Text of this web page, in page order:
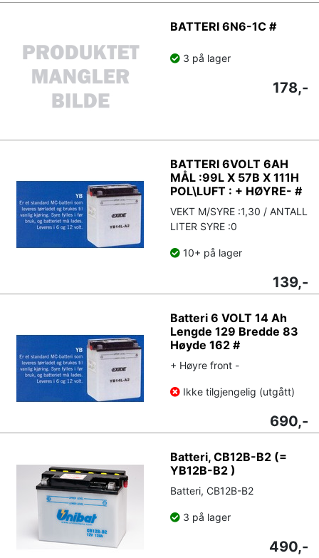
BATTERI 6N6-1C #
3 på lager
178,-
BATTERI 6VOLT 6AH
MÅL :99L X 57B X 111H
POL\LUFT : + HØYRE- #
VEKT M/SYRE :1,30 / ANTALL
LITER SYRE :0
10+ på lager
139,-
Batteri 6 VOLT 14 Ah
Lengde 129 Bredde 83
Høyde 162 #
+ Høyre front -
Ikke tilgjengelig (utgått)
690,-
Batteri, CB12B-B2 (=
YB12B-B2 )
Batteri, CB12B-B2
3 på lager
490,-